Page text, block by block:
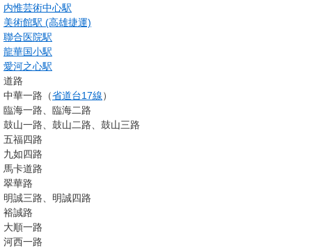
内惟芸術中心駅
美術館駅 (高雄捷運)
聯合医院駅
龍華国小駅
愛河之心駅
道路
中華一路（省道台17線）
臨海一路、臨海二路
鼓山一路、鼓山二路、鼓山三路
五福四路
九如四路
馬卡道路
翠華路
明誠三路、明誠四路
裕誠路
大順一路
河西一路